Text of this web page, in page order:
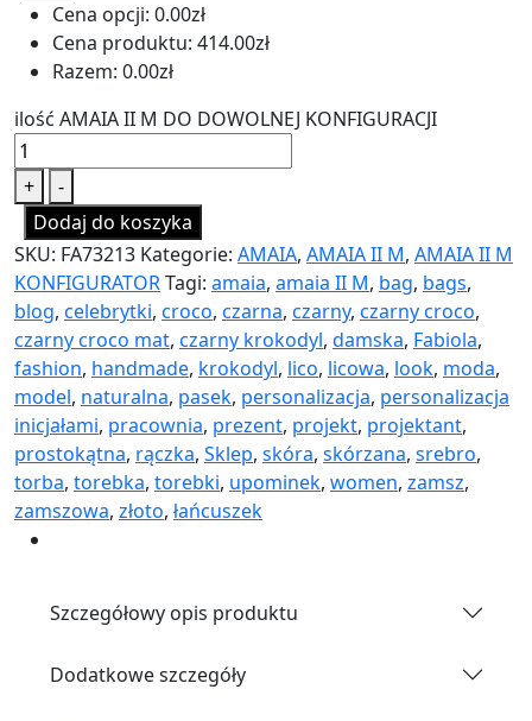
Cena opcji: 0.00zł
Cena produktu: 414.00zł
Razem: 0.00zł
ilość AMAIA II M DO DOWOLNEJ KONFIGURACJI
+
-
Dodaj do koszyka
SKU: FA73213 Kategorie: AMAIA, AMAIA II M, AMAIA II M
KONFIGURATORTagi: amaia, amaia II M, bag, bags,
blog, celebrytki, croco, czarna, czarny, czarny croco,
czarny croco mat, czarny krokodyl, damska, Fabiola,
fashion, handmade, krokodyl, lico, licowa, look, moda,
model, naturalna, pasek, personalizacja, personalizacja
inicjałami, pracownia, prezent, projekt, projektant,
prostokątna, rączka, Sklep, skóra, skórzana, srebro,
torba, torebka, torebki, upominek, women, zamsz,
zamszowa, złoto, łańcuszek
Szczegółowy opis produktu
Dodatkowe szczegóły